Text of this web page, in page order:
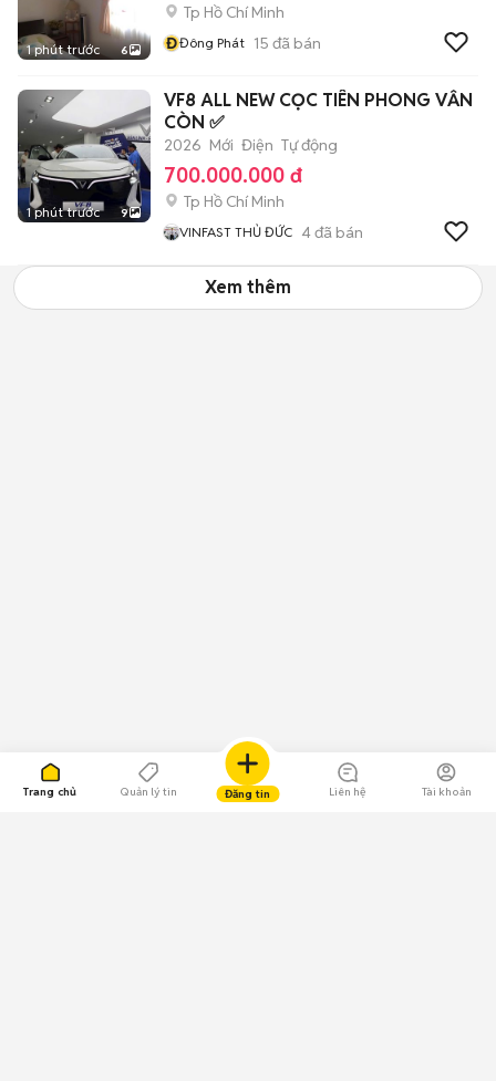
Trang chủ Quản lý tin Đăng tin Liên hệ Tài khoản
1 phút trước 6
Tp Hồ Chí Minh
ĐĐông Phát 15 đã bán
1 phút trước 9
VF8 ALL NEW CỌC TIÊN PHONG VẪN
CÒN ✅
2026 Mới Điện Tự động
700.000.000 đ
Tp Hồ Chí Minh
VINFAST THỦ ĐỨC 4đã bán
Xem thêm